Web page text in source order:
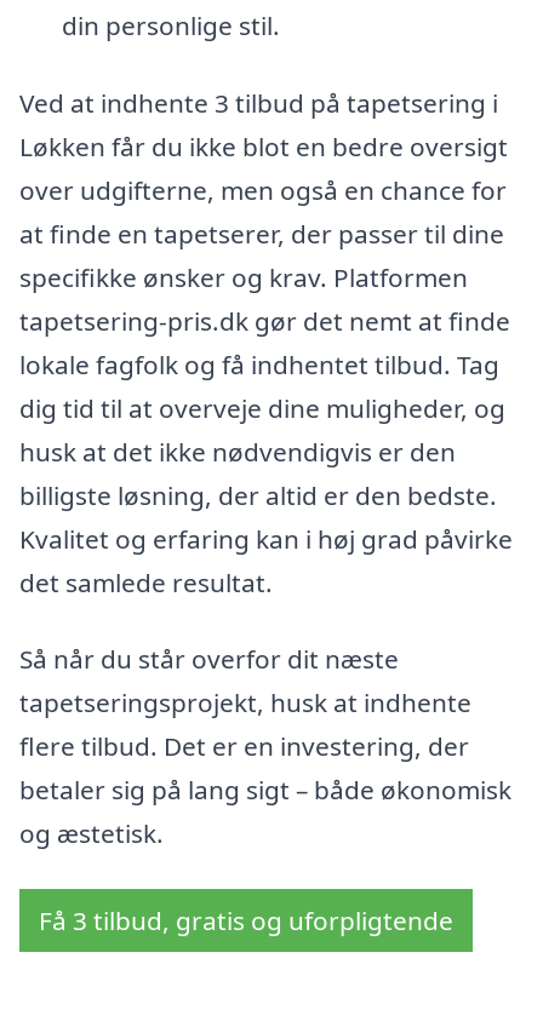
din personlige stil.
Ved at indhente 3 tilbud på tapetsering i
Løkken får du ikke blot en bedre oversigt
over udgifterne, men også en chance for
at finde en tapetserer, der passer til dine
specifikke ønsker og krav. Platformen
tapetsering-pris.dk gør det nemt at finde
lokale fagfolk og få indhentet tilbud. Tag
dig tid til at overveje dine muligheder, og
husk at det ikke nødvendigvis er den
billigste løsning, der altid er den bedste.
Kvalitet og erfaring kan i høj grad påvirke
det samlede resultat.
Så når du står overfor dit næste
tapetseringsprojekt, husk at indhente
flere tilbud. Det er en investering, der
betaler sig på lang sigt – både økonomisk
og æstetisk.
Få 3 tilbud, gratis og uforpligtende